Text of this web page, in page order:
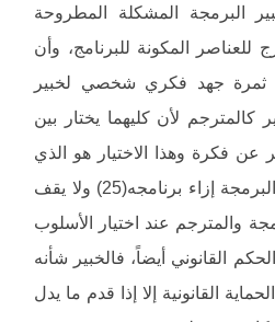
البرمجة المشكلة المطروحة
للعناصر المكونة للبرنامج، وأن
ثمرة جهد فكري شخصي لخبير
كالمترجم لأن كليهما يختار بين
عن فكرة وهذا الاختيار هو الذي
تتجسد فيه شخصية خبير البرمجة إزاء برنامجه(25) ولا يقف
والمترجم عند اختيار الأسلوب
القانوني أيضاً، فالخبير شأنه
القانونية إلا إذا قدم ما يدل